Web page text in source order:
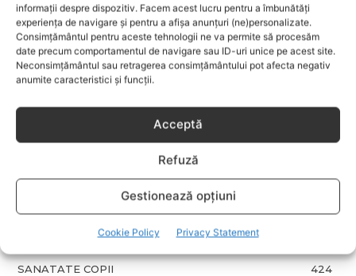
informații despre dispozitiv. Facem acest lucru pentru a îmbunătăți
experiența de navigare și pentru a afișa anunțuri (ne)personalizate.
Consimțământul pentru aceste tehnologii ne va permite să procesăm
date precum comportamentul de navigare sau ID-uri unice pe acest site.
Neconsimțământul sau retragerea consimțământului pot afecta negativ
anumite caracteristici și funcții.
Acceptă
Refuză
Gestionează opțiuni
Cookie Policy Privacy Statement
Fără lacrimi, fără iritații: cum alegi
șamponul perfect pentru copilul tău
COPII
634
SANATATE COPII
424